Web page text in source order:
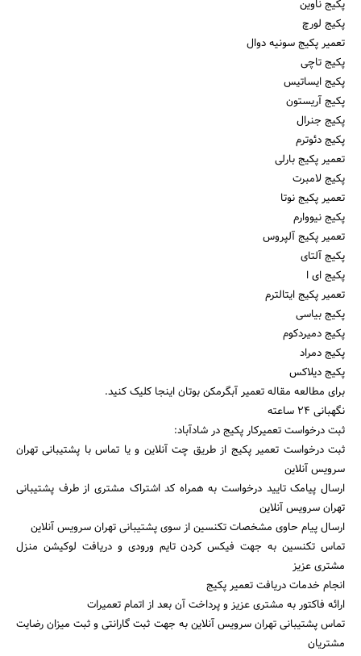
پکیج ناوین
پکیج لورچ
تعمیر پکیج سونیه دوال
پکیج تاچی
پکیج ایساتیس
پکیج آریستون
پکیج جنرال
پکیج دئوترم
تعمیر پکیج بارلی
پکیج لامبرت
تعمیر پکیج نوتا
پکیج نیووارم
تعمیر پکیج آلپروس
پکیج آلتای
پکیج ای ا
تعمیر پکیج ایتالترم
پکیج بیاسی
پکیج دمیردکوم
پکیج دمراد
پکیج دیلاکس
برای مطالعه مقاله تعمیر آبگرمکن بوتان اینجا کلیک کنید.
نگهبانی 24 ساعته
ثبت درخواست تعمیرکار پکیج در شادآباد:
ثبت درخواست تعمیر پکیج از طریق چت آنلاین و یا تماس با پشتیبانی تهران
سرویس آنلاین
ارسال پیامک تایید درخواست به همراه کد اشتراک مشتری از طرف پشتیبانی
تهران سرویس آنلاین
ارسال پیام حاوی مشخصات تکنسین از سوی پشتیبانی تهران سرویس آنلاین
تماس تکنسین به جهت فیکس کردن تایم ورودی و دریافت لوکیشن منزل
مشتری عزیز
انجام خدمات دریافت تعمیر پکیج
ارائه فاکتور به مشتری عزیز و پرداخت آن بعد از اتمام تعمیرات
تماس پشتیبانی تهران سرویس آنلاین به جهت ثبت گارانتی و ثبت میزان رضایت
مشتریان